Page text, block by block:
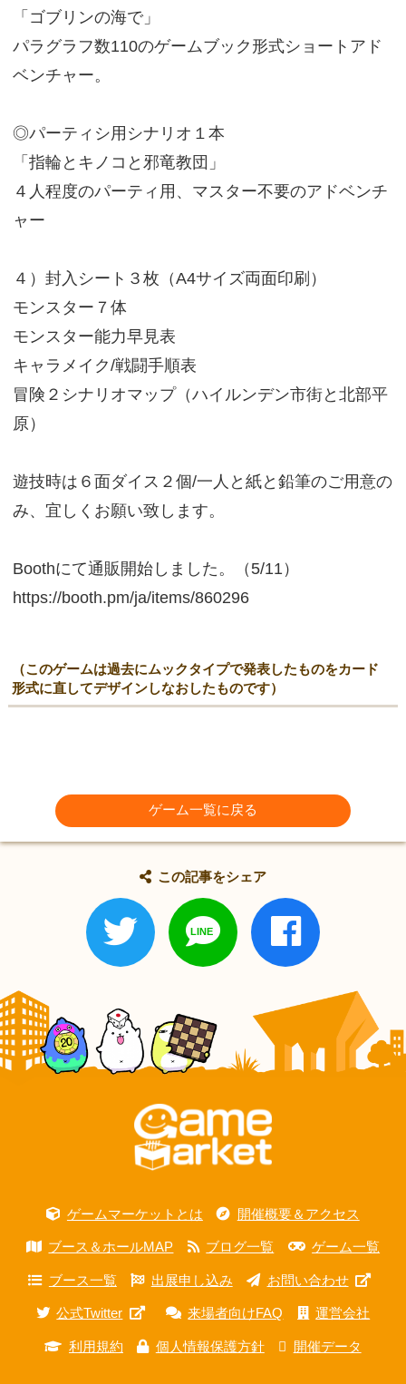
「ゴブリンの海で」
パラグラフ数110のゲームブック形式ショートアド
ベンチャー。
◎パーティシ用シナリオ１本
「指輪とキノコと邪竜教団」
４人程度のパーティ用、マスター不要のアドベンチ
ャー
４）封入シート３枚（A4サイズ両面印刷）
モンスター７体
モンスター能力早見表
キャラメイク/戦闘手順表
冒険２シナリオマップ（ハイルンデン市街と北部平
原）
遊技時は６面ダイス２個/一人と紙と鉛筆のご用意の
み、宜しくお願い致します。
Boothにて通販開始しました。（5/11）
https://booth.pm/ja/items/860296
（このゲームは過去にムックタイプで発表したものをカード
形式に直してデザインしなおしたものです）
ゲーム一覧に戻る
この記事をシェア
ゲームマーケットとは 開催概要＆アクセス
ブース＆ホールMAP ブログ一覧 ゲーム一覧
ブース一覧 出展申し込み お問い合わせ
公式Twitter 来場者向けFAQ 運営会社
利用規約 個人情報保護方針 開催データ